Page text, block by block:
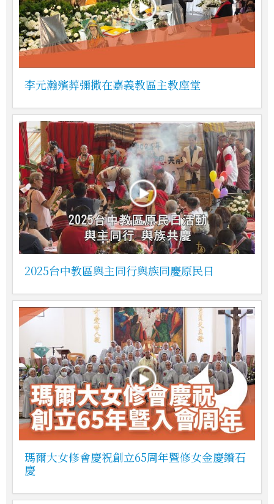
李元瀚殯葬彌撒在嘉義教區主教座堂
2025台中教區與主同行與族同慶原民日
瑪爾大女修會慶祝創立65周年暨修女金慶鑽石
慶